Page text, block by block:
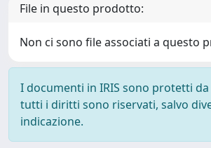
File in questo prodotto:
Non ci sono file associati a questo
I documenti in IRIS sono protetti
tutti i diritti sono riservati, salvo
indicazione.